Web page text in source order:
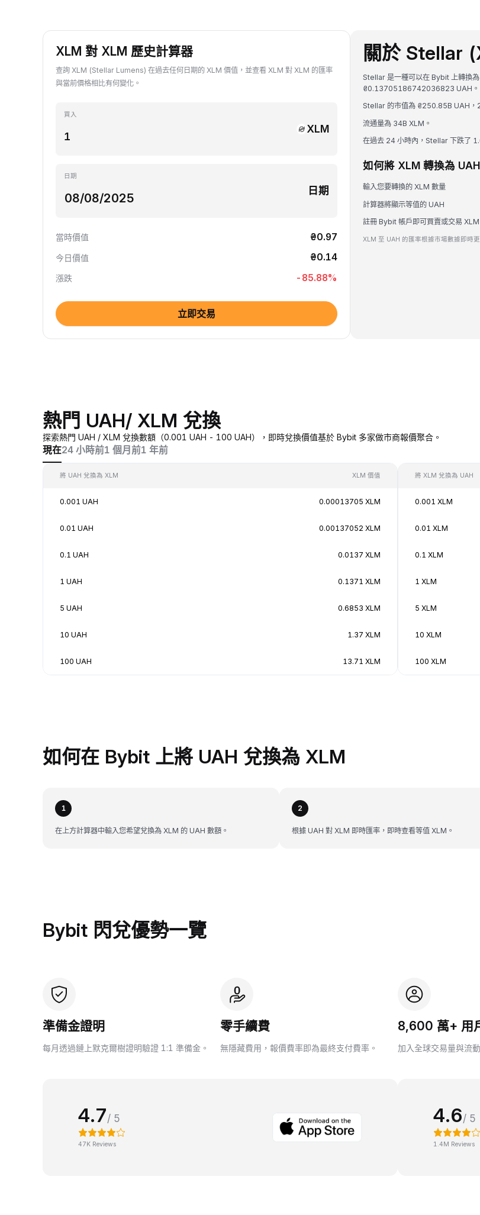
XLM 對 XLM 歷史計算器
查詢 XLM (Stellar Lumens) 在過去任何日期的 XLM 價值，並查看 XLM 對 XLM 的匯率
與當前價格相比有何變化。
買入
XLM
日期
日期
當時價值 ₴0.97
今日價值 ₴0.14
漲跌 -85.88%
立即交易
關於 Stellar
Stellar 是一種可以在 Bybit 上轉換
₴0.13705186742036823 UAH。
Stellar 的市值為 ₴250.85B UAH，
流通量為 34B XLM。
在過去 24 小時內，Stellar 下跌了
如何將 XLM 轉換為 UAH
輸入您要轉換的 XLM 數量
計算器將顯示等值的 UAH
註冊 Bybit 帳戶即可買賣或交易 XLM
XLM 至 UAH 的匯率根據市場數據即時更
熱門 UAH/ XLM 兌換
探索熱門 UAH / XLM 兌換數額（0.001 UAH - 100 UAH），即時兌換價值基於 Bybit 多家做市商報價聚合。
現在24 小時前1 個月前1 年前
將 UAH 兌換為 XLM XLM 價值
0.001 UAH 0.00013705 XLM
0.01 UAH 0.00137052 XLM
0.1 UAH 0.0137 XLM
1 UAH 0.1371 XLM
5 UAH 0.6853 XLM
10 UAH 1.37 XLM
100 UAH 13.71 XLM
將 XLM 兌換為 UAH
0.001 XLM
0.01 XLM
0.1 XLM
1 XLM
5 XLM
10 XLM
100 XLM
如何在 Bybit 上將 UAH 兌換為 XLM
1
在上方計算器中輸入您希望兌換為 XLM 的 UAH 數額。
2
根據 UAH 對 XLM 即時匯率，即時查看等值 XLM。
Bybit 閃兌優勢一覽
準備金證明
每月透過鏈上默克爾樹證明驗證 1:1 準備金。
零手續費
無隱藏費用，報價費率即為最終支付費率。
8,600 萬+ 用
加入全球交易量與流
4.7/ 5
47K Reviews
4.6/ 5
1.4M Reviews